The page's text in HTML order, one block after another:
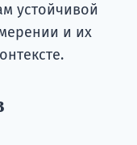
устойчивой
и их